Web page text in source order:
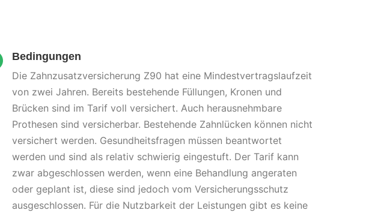
Bedingungen
Die Zahnzusatzversicherung Z90 hat eine Mindestvertragslaufzeit
von zwei Jahren. Bereits bestehende Füllungen, Kronen und
Brücken sind im Tarif voll versichert. Auch herausnehmbare
Prothesen sind versicherbar. Bestehende Zahnlücken können nicht
versichert werden. Gesundheitsfragen müssen beantwortet
werden und sind als relativ schwierig eingestuft. Der Tarif kann
zwar abgeschlossen werden, wenn eine Behandlung angeraten
oder geplant ist, diese sind jedoch vom Versicherungsschutz
ausgeschlossen. Für die Nutzbarkeit der Leistungen gibt es keine